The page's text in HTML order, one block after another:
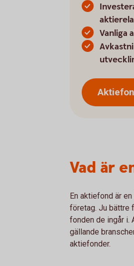
Vanliga
Vad är
En aktiefond är
företag. Ju bättre
fonden de ingår i.
gällande
aktiefonder.